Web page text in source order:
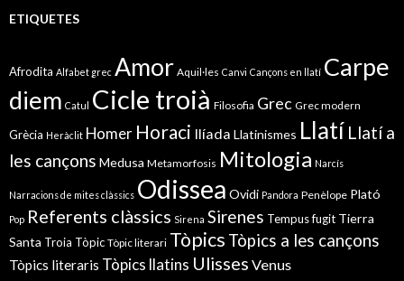
ETIQUETES
Afrodita Alfabet grec Amor Aquil·les Canvi Cançons en llatí Carpe
diem Catul Cicle troià Filosofia Grec Grec modern
Grècia Heràclit Homer Horaci Ilíada Llatinismes Llatí Llatí a
les cançons Medusa Metamorfosis Mitologia Narcís
Narracions de mites clàssics Odissea Ovidi Pandora Penèlope Plató
Pop Referents clàssics Sirena Sirenes Tempus fugit Tierra
Santa Troia Tòpic Tòpic literari Tòpics Tòpics a les cançons
Tòpics literaris Tòpics llatins Ulisses Venus